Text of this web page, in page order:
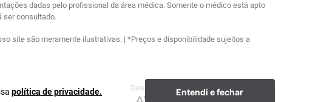
política de privacidade. Entendi e fechar
dadas pelo profissional da área médica. Somente o médico está apto
ser consultado.
site são meramente ilustrativas. | *Preços e disponibilidade sujeitos a
Desenvolvimento Plataforma